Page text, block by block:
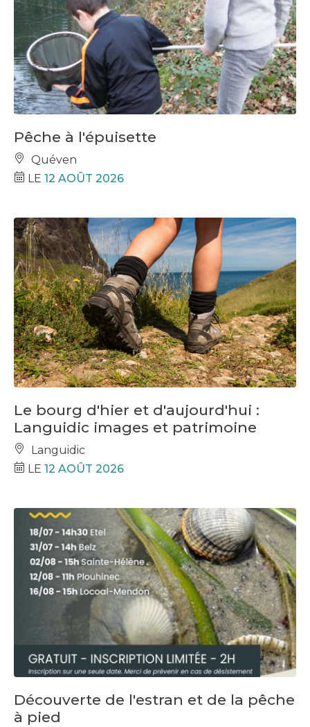
Pêche à l'épuisette
Quéven
LE 12 AOÛT 2026
Le bourg d'hier et d'aujourd'hui :
Languidic images et patrimoine
Languidic
LE 12 AOÛT 2026
Découverte de l'estran et de la pêche
à pied